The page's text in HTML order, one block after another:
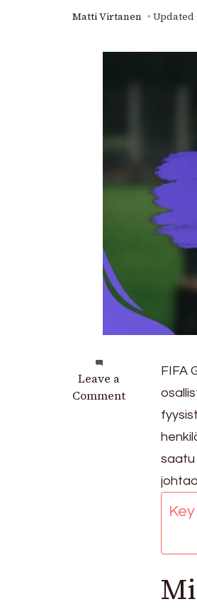
Matti Virtanen Updated
Leave a
Comment
on
Tapahtuman
saavutettavuus
vammaisille
osallistujille
Säännökset,
parannukset
FIFA
saatu